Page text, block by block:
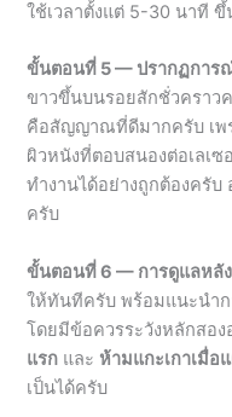
ขาวขึ้นบนรอยสักชั่วคราว
ผิวหนังที่ตอบสนองต่อเลเซ
ทำงานได้อย่างถูกต้องครับ
ครับ
ขั้นตอนที่ 6 — การดูแลหลั
ให้ทันทีครับ พร้อมแนะนำก
แรกและห้ามแกะเกาเมื่อ
เป็นได้ครับ
วิธีดูแลตัวเองหลังเลเซอร์